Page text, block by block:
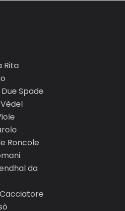
Rita
Spade
Roncole
da